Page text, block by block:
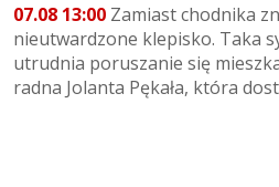
07.08 13:00 Zamiast chodnika
nieutwardzone klepisko. Taka
utrudnia poruszanie się
radna Jolanta Pękała, która